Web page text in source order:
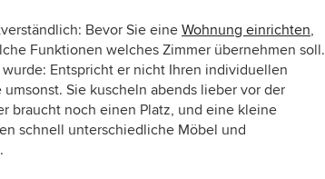
Bevor Sie eineWohnung einrichten,
Funktionen welches Zimmer übernehmen soll.
Entspricht er nicht Ihren individuellen
Sie kuscheln abends lieber vor der
braucht noch einen Platz, und eine kleine
schnell unterschiedliche Möbel und